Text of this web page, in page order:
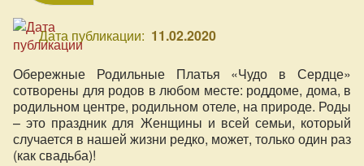
Дата публикации: 11.02.2020
Обережные Родильные Платья «Чудо в Сердце»
сотворены для родов в любом месте: роддоме, дома, в
родильном центре, родильном отеле, на природе. Роды
– это праздник для Женщины и всей семьи, который
случается в нашей жизни редко, может, только один раз
(как свадьба)!